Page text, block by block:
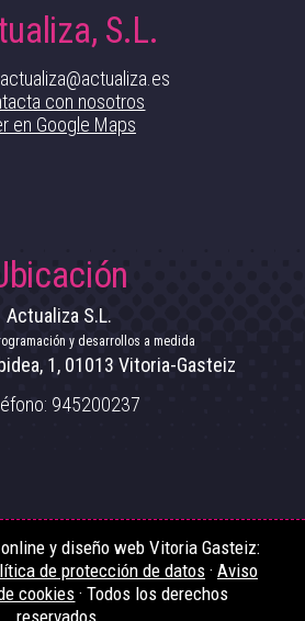
S.L.
con nosotros
en Google Maps
Actualiza S.L.
y desarrollos a medida
1, 01013 Vitoria-Gasteiz
945200237
y diseño web Vitoria Gasteiz:
de protección de datos· Aviso
cookies · Todos los derechos